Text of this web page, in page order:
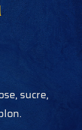
sucre,